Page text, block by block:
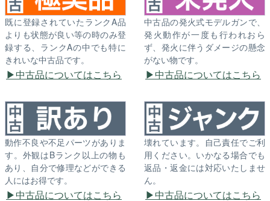
既に登録されていたランクA品
よりも状態が良い等の時のみ登
録する、ランクAの中でも特に
きれいな中古品です。
中古品についてはこちら
中古品の発火式モデルガンで、
発火動作が一度も行われおら
ず、発火に伴うダメージの懸念
がない物です。
中古品についてはこちら
動作不良や不足パーツがありま
す。外観はBランク以上の物も
あり、自分で修理などができる
人にはお得です。
中古品についてはこちら
壊れています。自己責任でご利
用ください。いかなる場合でも
返品・返金には対応いたしませ
ん。
中古品についてはこちら